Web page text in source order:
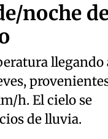
noche
llegando
h. El cielo se
de lluvia.